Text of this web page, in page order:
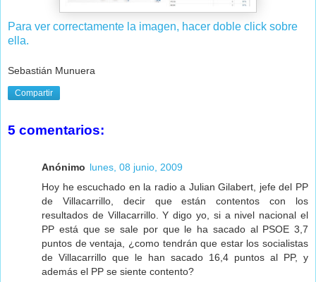
Para ver correctamente la imagen, hacer doble click sobre
ella.
Sebastián Munuera
Compartir
5 comentarios:
Anónimo lunes, 08 junio, 2009
Hoy he escuchado en la radio a Julian Gilabert, jefe del PP
de Villacarrillo, decir que están contentos con los
resultados de Villacarrillo. Y digo yo, si a nivel nacional el
PP está que se sale por que le ha sacado al PSOE 3,7
puntos de ventaja, ¿como tendrán que estar los socialistas
de Villacarrillo que le han sacado 16,4 puntos al PP, y
además el PP se siente contento?